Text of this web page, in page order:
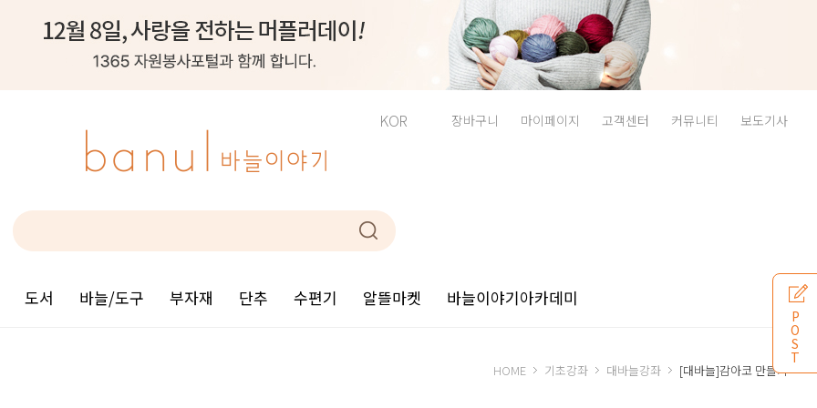
KOR 장바구니 마이페이지 고객센터 커뮤니티 보도기사
도서 바늘/도구 부자재 단추 수편기 알뜰마켓 바늘이야기아카데미
HOME 기초강좌 대바늘강좌 [대바늘]감아코 만들기
P
O
S
T